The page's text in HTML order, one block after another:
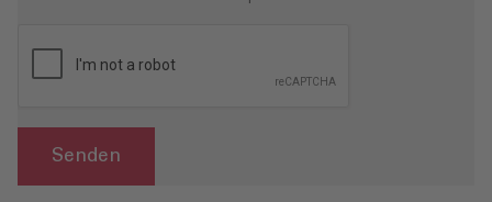
Senden